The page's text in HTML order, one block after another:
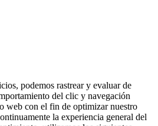
podemos rastrear y evaluar de
del clic y navegación
web con el fin de optimizar nuestro
la experiencia general del